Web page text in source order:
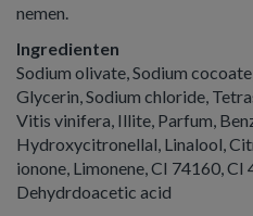
nemen.
Ingredienten
Sodium olivate, Sodium
Glycerin, Sodium chloride,
Vitis vinifera, Illite, Parfum,
Hydroxycitronellal, Linalool,
ionone, Limonene, CI 74160,
Dehydrdoacetic acid